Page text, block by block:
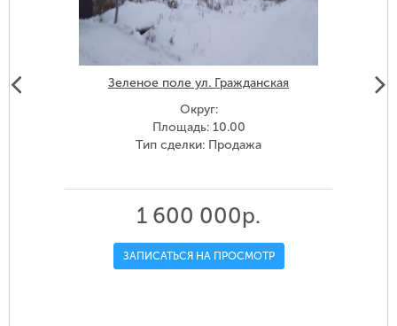
Зеленое поле ул. Гражданская
Округ:
Площадь: 10.00
Тип сделки: Продажа
1 600 000р.
ЗАПИСАТЬСЯ НА ПРОСМОТР